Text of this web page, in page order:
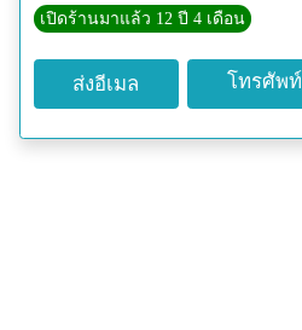
เปิดร้านมาแล้ว 12 ปี 4 เดือน
ส่งอีเมล โทรศัพท์